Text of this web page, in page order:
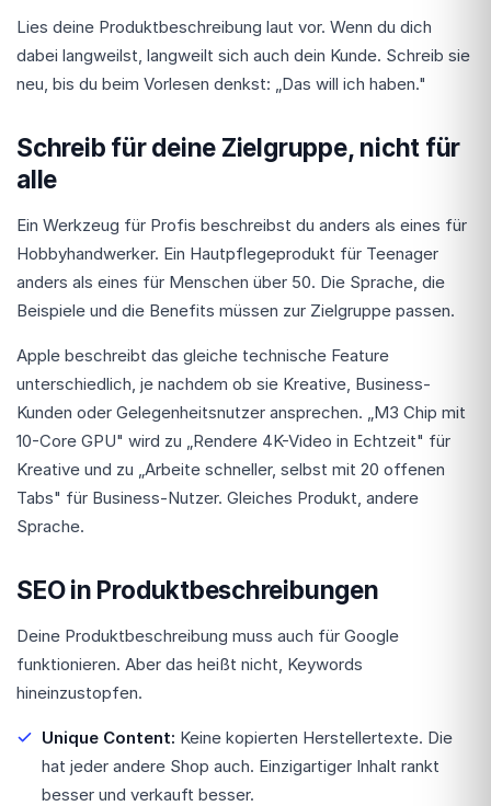
Lies deine Produktbeschreibung laut vor. Wenn du dich
dabei langweilst, langweilt sich auch dein Kunde. Schreib sie
neu, bis du beim Vorlesen denkst: „Das will ich haben."
Schreib für deine Zielgruppe, nicht für
alle
Ein Werkzeug für Profis beschreibst du anders als eines für
Hobbyhandwerker. Ein Hautpflegeprodukt für Teenager
anders als eines für Menschen über 50. Die Sprache, die
Beispiele und die Benefits müssen zur Zielgruppe passen.
Apple beschreibt das gleiche technische Feature
unterschiedlich, je nachdem ob sie Kreative, Business-
Kunden oder Gelegenheitsnutzer ansprechen. „M3 Chip mit
10-Core GPU" wird zu „Rendere 4K-Video in Echtzeit" für
Kreative und zu „Arbeite schneller, selbst mit 20 offenen
Tabs" für Business-Nutzer. Gleiches Produkt, andere
Sprache.
SEO in Produktbeschreibungen
Deine Produktbeschreibung muss auch für Google
funktionieren. Aber das heißt nicht, Keywords
hineinzustopfen.
Unique Content: Keine kopierten Herstellertexte. Die
hat jeder andere Shop auch. Einzigartiger Inhalt rankt
besser und verkauft besser.